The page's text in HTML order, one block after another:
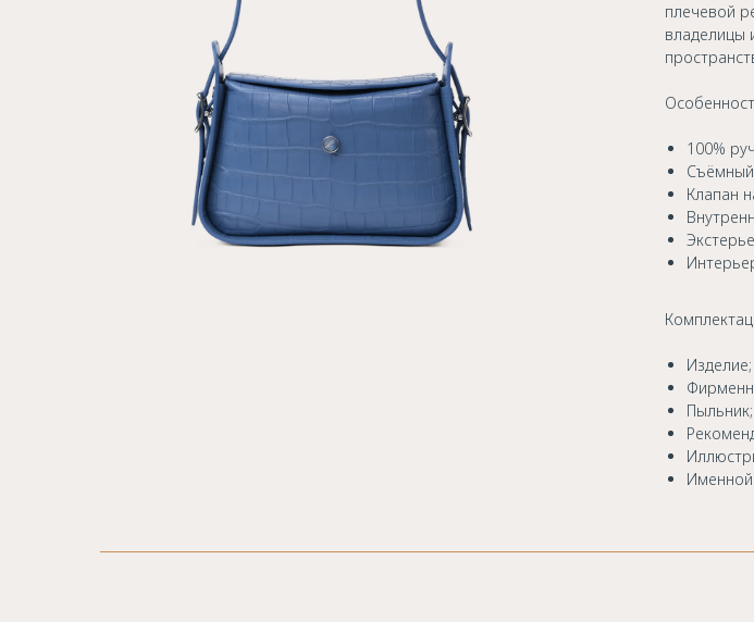
плечевой
владелицы
100%
Клапан
Изделие;
Пыльник;
Именной